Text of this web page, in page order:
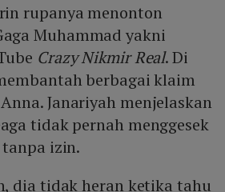
rupanya menonton
Muhammad yakni
Crazy Nikmir Real. Di
berbagai klaim
Janariyah menjelaskan
tidak pernah menggesek
izin.
dia tidak heran ketika tahu